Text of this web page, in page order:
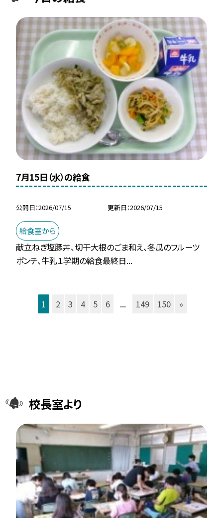
7月15日（水）の給食
公開日 2026/07/15 更新日 2026/07/15
給食室から
献立ねぎ塩豚丼、切干大根のごま和え、冬瓜のフルーツ
ポンチ、牛乳１学期の給食最終日...
1 2 3 4 5 6 ... 149 150 »
校長室より